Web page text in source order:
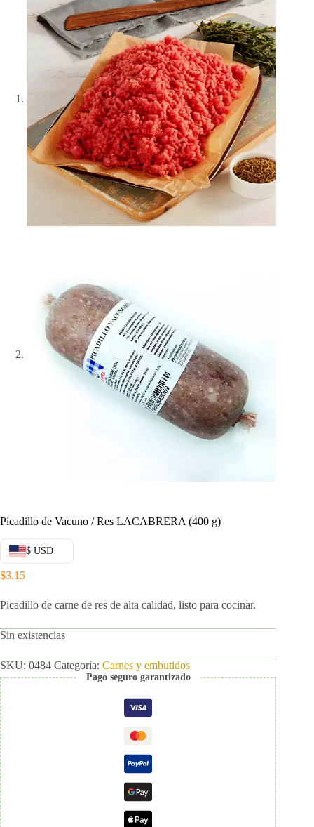
Picadillo de Vacuno / Res LACABRERA (400 g)
$ USD
$3.15
Picadillo de carne de res de alta calidad, listo para cocinar.
Sin existencias
SKU: 0484 Categoría: Carnes y embutidos
Pago seguro garantizado